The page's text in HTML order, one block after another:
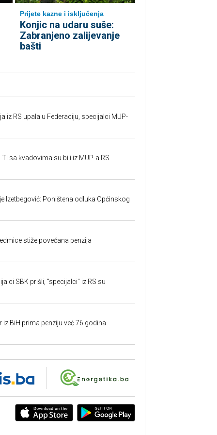
Prijete kazne i isključenja
Konjic na udaru suše:
Zabranjeno zalijevanje
bašti
iz RS upala u Federaciju, specijalci MUP-
sa kvadovima su bili iz MUP-a RS
Izetbegović: Poništena odluka Općinskog
stiže povećana penzija
SBK prišli, "specijalci" iz RS su
iz BiH prima penziju već 76 godina